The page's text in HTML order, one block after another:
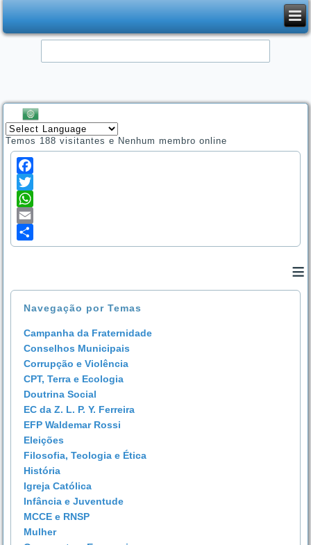
Temos 188 visitantes e Nenhum membro online
Facebook
Twitter
WhatsApp
Email
Share
≡
Navegação por Temas
Campanha da Fraternidade
Conselhos Municipais
Corrupção e Violência
CPT, Terra e Ecologia
Doutrina Social
EC da Z. L. P. Y. Ferreira
EFP Waldemar Rossi
Eleições
Filosofia, Teologia e Ética
História
Igreja Católica
Infância e Juventude
MCCE e RNSP
Mulher